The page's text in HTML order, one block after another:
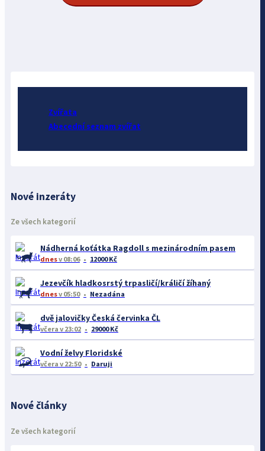
Zvířata
Abecední seznam zvířat
Nové inzeráty
Ze všech kategorií
Nádherná koťátka Ragdoll s mezinárodním pasem
dnesv 08:06 12000 Kč
Jezevčík hladkosrstý trpasličí/králičí žíhaný
dnesv 05:50 Nezadána
dvě jalovičky Česká červinka ČL
včera v 23:02 29000 Kč
Vodní želvy Floridské
včera v 22:50 Daruji
Nové články
Ze všech kategorií